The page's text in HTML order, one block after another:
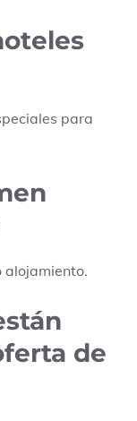
para
alojamiento.
de